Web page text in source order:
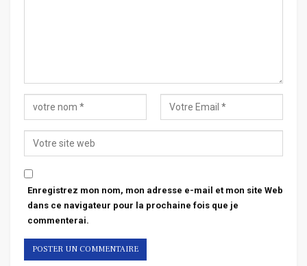
Enregistrez mon nom, mon adresse e-mail et mon site Web
dans ce navigateur pour la prochaine fois que je
commenterai.